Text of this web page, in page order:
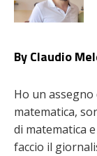
By Claudio
Ho un assegno
matematica,
di matematica
faccio il